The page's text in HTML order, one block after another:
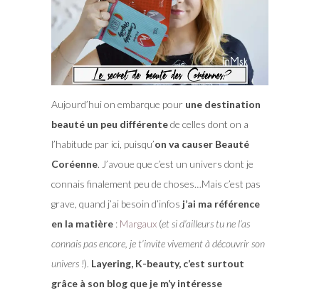
Aujourd’hui on embarque pour une destination
beauté un peu différentede celles dont on a
l’habitude par ici, puisqu’on va causer Beauté
Coréenne. J’avoue que c’est un univers dont je
connais finalement peu de choses…Mais c’est pas
grave, quand j’ai besoin d’infos j’ai ma référence
en la matière: Margaux(et si d’ailleurs tu ne l’as
connais pas encore, je t’invite vivement à découvrir son
univers !). Layering, K-beauty, c’est surtout
grâce à son blog que je m’y intéresse